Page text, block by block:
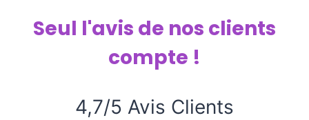
Seul l'avis de nos clients
compte !
4,7/5 Avis Clients